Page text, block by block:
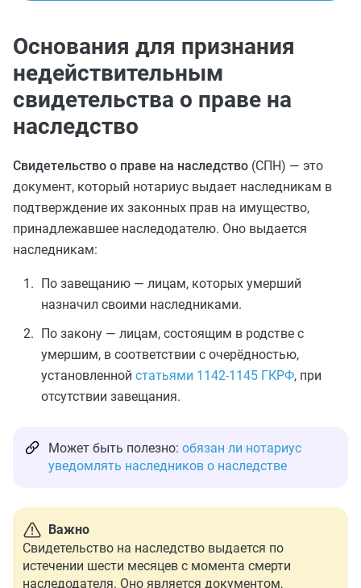
Основания для признания
недействительным
свидетельства о праве на
наследство
Свидетельство о праве на наследство (СПН) — это
документ, который нотариус выдает наследникам в
подтверждение их законных прав на имущество,
принадлежавшее наследодателю. Оно выдается
наследникам:
По завещанию — лицам, которых умерший
назначил своими наследниками.
По закону — лицам, состоящим в родстве с
умершим, в соответствии с очерёдностью,
установленной статьями 1142-1145 ГКРФ, при
отсутствии завещания.
Может быть полезно: обязан ли нотариус
уведомлять наследников о наследстве
Важно
Свидетельство на наследство выдается по
истечении шести месяцев с момента смерти
наследодателя. Оно является документом,